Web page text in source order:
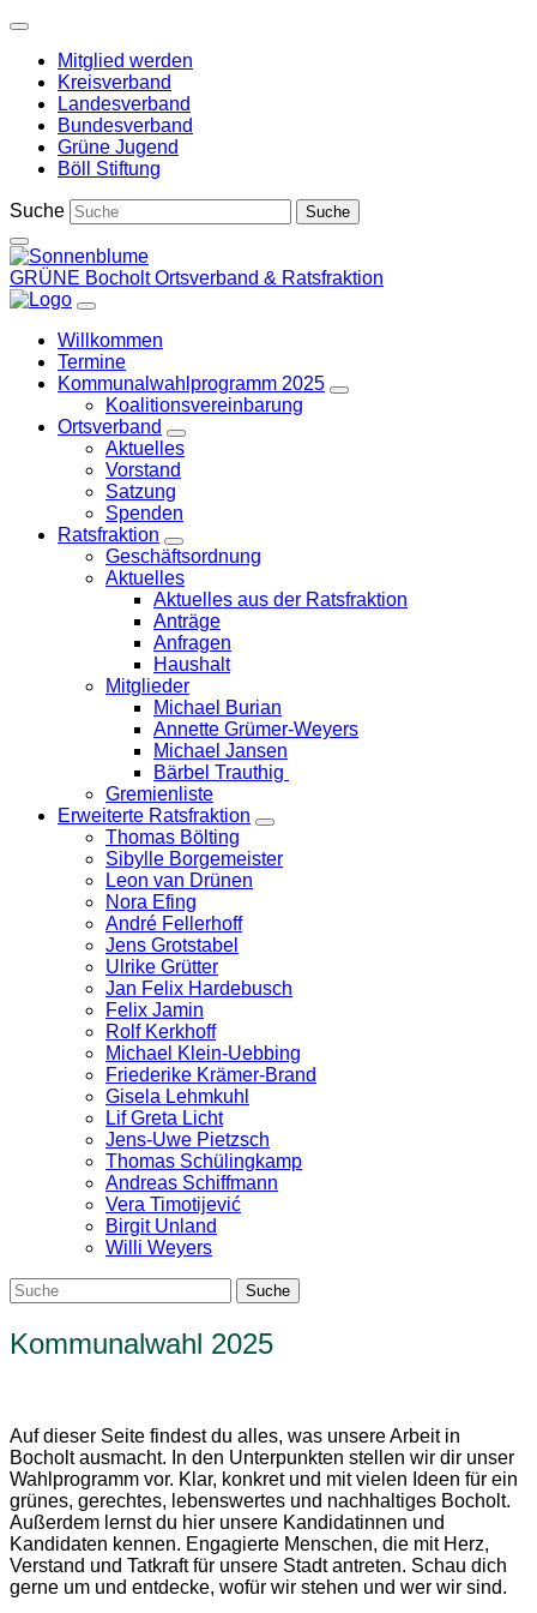
Weiter
Inhalt
Mitglied werden
Kreisverband
Landesverband
Bundesverband
Grüne Jugend
Böll Stiftung
Suche
GRÜNE BocholtOrtsverband & Ratsfraktion
Willkommen
Termine
Kommunalwahlprogramm 2025
Zeige
Koalitionsvereinbarung
Ortsverband
Zeige
Untermenü
Aktuelles
Vorstand
Satzung
Spenden
Ratsfraktion
Zeige
Untermenü
Geschäftsordnung
Aktuelles
Aktuelles aus der Ratsfraktion
Anträge
Anfragen
Haushalt
Mitglieder
Michael Burian
Annette Grümer-Weyers
Michael Jansen
Bärbel Trauthig
Gremienliste
Erweiterte Ratsfraktion
Zeige
Untermenü
Thomas Bölting
Sibylle Borgemeister
Leon van Drünen
Nora Efing
André Fellerhoff
Jens Grotstabel
Ulrike Grütter
Jan Felix Hardebusch
Felix Jamin
Rolf Kerkhoff
Michael Klein-Uebbing
Friederike Krämer-Brand
Gisela Lehmkuhl
Lif Greta Licht
Jens-Uwe Pietzsch
Thomas Schülingkamp
Andreas Schiffmann
Vera Timotijević
Birgit Unland
Willi Weyers
Kommunalwahl 2025
Auf dieser Seite findest du alles, was unsere Arbeit in
Bocholt ausmacht. In den Unterpunkten stellen wir dir unser
Wahlprogramm vor. Klar, konkret und mit vielen Ideen für ein
grünes, gerechtes, lebenswertes und nachhaltiges Bocholt.
Außerdem lernst du hier unsere Kandidatinnen und
Kandidaten kennen. Engagierte Menschen, die mit Herz,
Verstand und Tatkraft für unsere Stadt antreten. Schau dich
gerne um und entdecke, wofür wir stehen und wer wir sind.